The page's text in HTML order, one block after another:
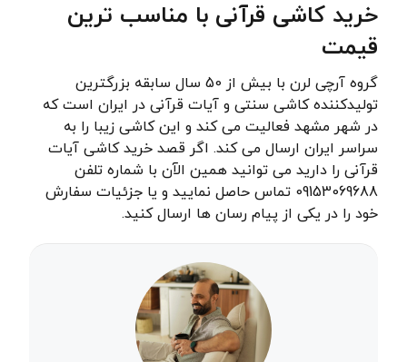
خرید کاشی قرآنی با مناسب ترین
قیمت
گروه آرچی لرن با بیش از 50 سال سابقه بزرگترین
تولیدکننده کاشی سنتی و آیات قرآنی در ایران است که
در شهر مشهد فعالیت می کند و این کاشی زیبا را به
سراسر ایران ارسال می کند. اگر قصد خرید کاشی آیات
قرآنی را دارید می توانید همین الآن با شماره تلفن
09153069688 تماس حاصل نمایید و یا جزئیات سفارش
خود را در یکی از پیام رسان ها ارسال کنید.